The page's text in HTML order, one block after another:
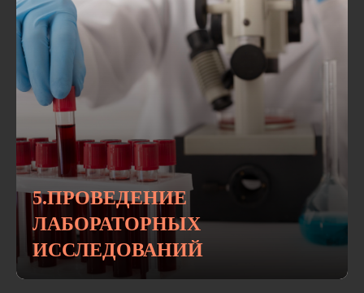
5.ПРОВЕДЕНИЕ
ЛАБОРАТОРНЫХ
ИССЛЕДОВАНИЙ